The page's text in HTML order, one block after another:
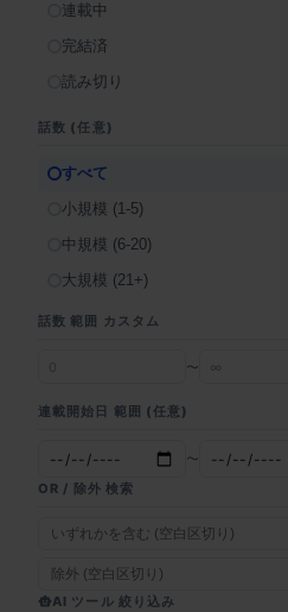
連載中
完結済
読み切り
話数 (任意)
すべて
小規模 (1-5)
中規模 (6-20)
大規模 (21+)
話数 範囲 カスタム
〜
連載開始日 範囲 (任意)
〜
OR / 除外 検索
AI ツール 絞り込み